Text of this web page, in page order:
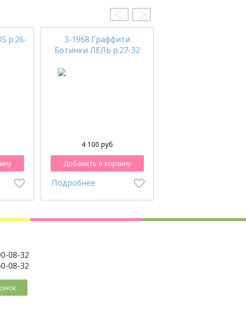
р.26-
3-1968 Граффити
Ботинки ЛЕЛЬ р.27-32
4 100 руб
Добавить в корзину
Подробнее
08-32
08-32